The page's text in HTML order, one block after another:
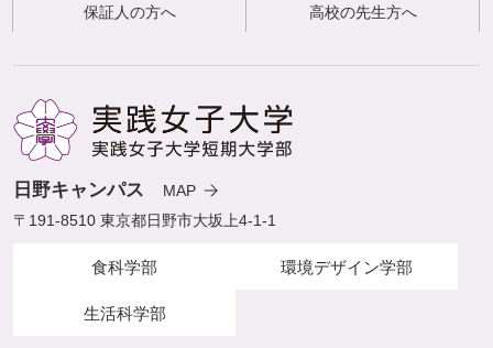
保証人の方へ 高校の先生方へ
日野キャンパス
MAP
〒191-8510 東京都日野市大坂上4-1-1
食科学部 環境デザイン学部
生活科学部